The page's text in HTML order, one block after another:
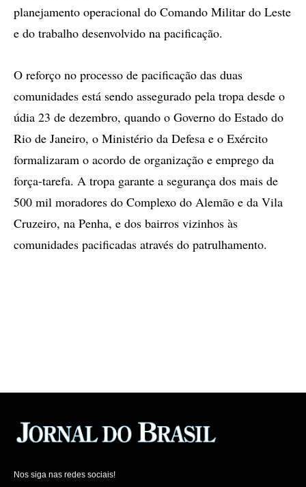
planejamento operacional do Comando Militar do Leste
e do trabalho desenvolvido na pacificação.
O reforço no processo de pacificação das duas
comunidades está sendo assegurado pela tropa desde o
údia 23 de dezembro, quando o Governo do Estado do
Rio de Janeiro, o Ministério da Defesa e o Exército
formalizaram o acordo de organização e emprego da
força-tarefa. A tropa garante a segurança dos mais de
500 mil moradores do Complexo do Alemão e da Vila
Cruzeiro, na Penha, e dos bairros vizinhos às
comunidades pacificadas através do patrulhamento.
Nos siga nas redes sociais!